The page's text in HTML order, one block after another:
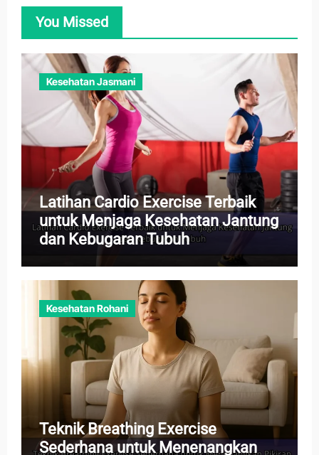
You Missed
Kesehatan Jasmani
Latihan Cardio Exercise Terbaik
untuk Menjaga Kesehatan Jantung
dan Kebugaran Tubuh
Kesehatan Rohani
Teknik Breathing Exercise
Sederhana untuk Menenangkan